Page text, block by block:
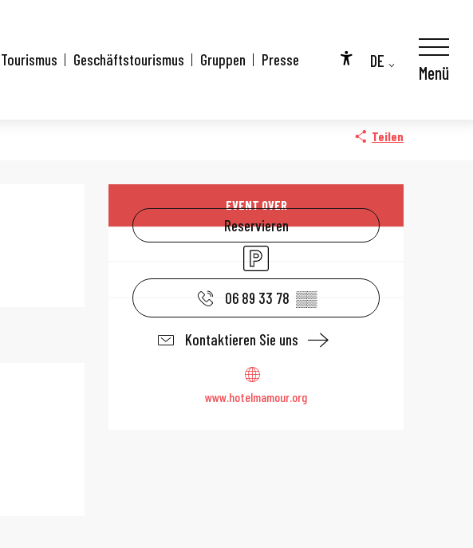
Accessibilité
DE
Tourismus Geschäftstourismus Gruppen Presse
Menü
Teilen
Öffnungszeiten
EVENT OVER
Reservieren
Parkplatz
06 89 33 78 ▒▒
Kontaktieren Sie uns
www.hotelmamour.org